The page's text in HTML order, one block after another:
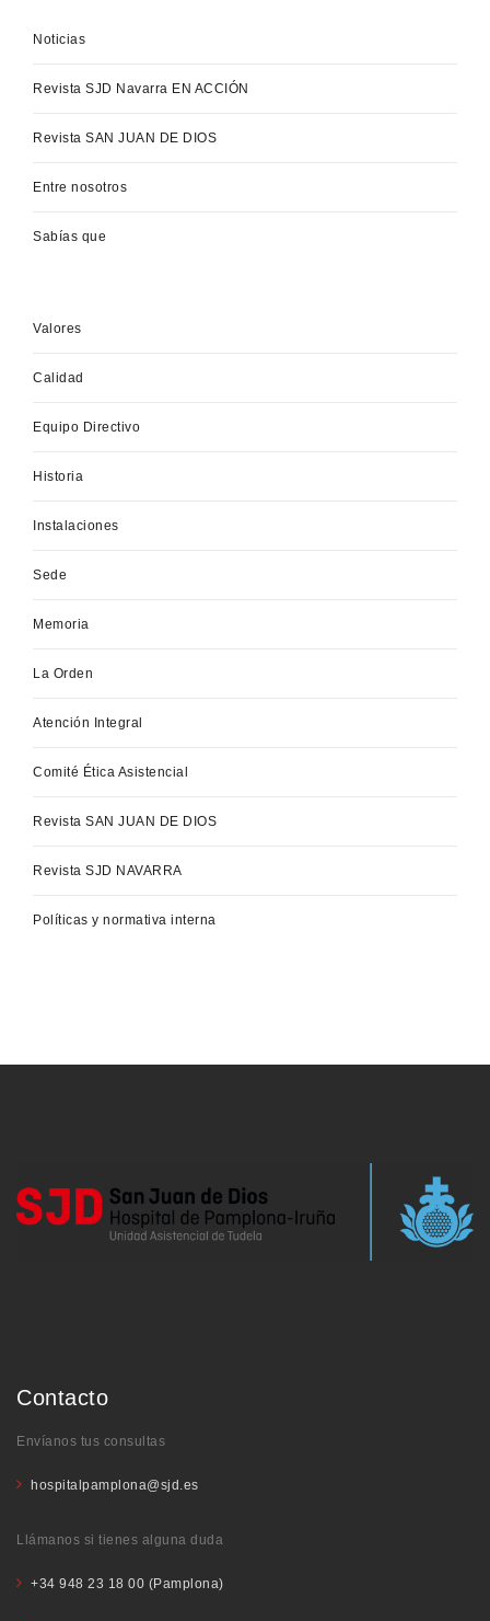
Noticias
Revista SJD Navarra EN ACCIÓN
Revista SAN JUAN DE DIOS
Entre nosotros
Sabías que
Valores
Calidad
Equipo Directivo
Historia
Instalaciones
Sede
Memoria
La Orden
Atención Integral
Comité Ética Asistencial
Revista SAN JUAN DE DIOS
Revista SJD NAVARRA
Políticas y normativa interna
Contacto
Envíanos tus consultas
hospitalpamplona@sjd.es
Llámanos si tienes alguna duda
+34 948 23 18 00 (Pamplona)